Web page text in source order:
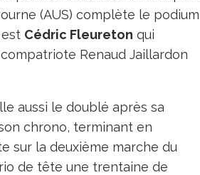
(AUS) complète le podium
est Cédric Fleureton qui
Renaud Jaillardon
aussi le doublé après sa
chrono, terminant en
sur la deuxième marche du
de tête une trentaine de